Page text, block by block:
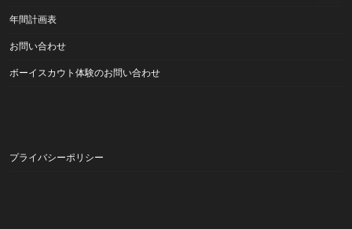
年間計画表
お問い合わせ
ボーイスカウト体験のお問い合わせ
プライバシーポリシー